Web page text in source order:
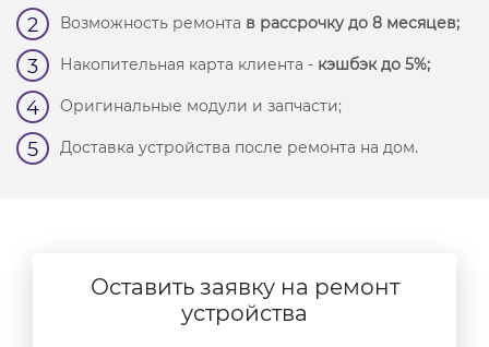
2 Возможность ремонта в рассрочку до 8 месяцев;
3 Накопительная карта клиента - кэшбэк до 5%;
4 Оригинальные модули и запчасти;
5 Доставка устройства после ремонта на дом.
Оставить заявку на ремонт
устройства